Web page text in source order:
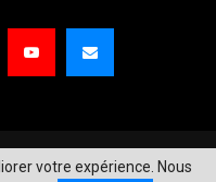
by Moaga Studios.
votre expérience. Nous